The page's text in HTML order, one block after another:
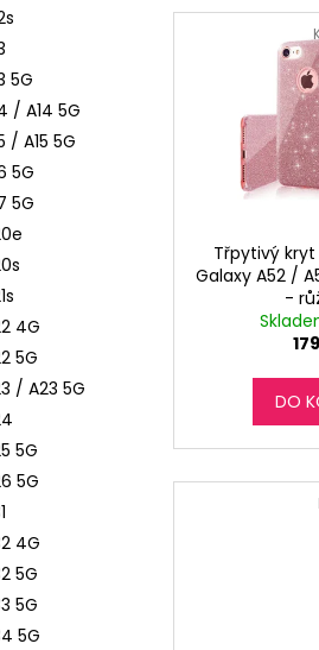
5G
/ A14 5G
/ A15 5G
5G
5G
4G
5G
/ A23 5G
5G
5G
4G
5G
5G
5G
V
Třpytivý
Galaxy A52 /
-
DO